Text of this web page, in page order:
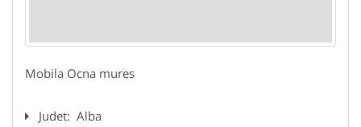
Mobila Ocna mures
Judet: Alba